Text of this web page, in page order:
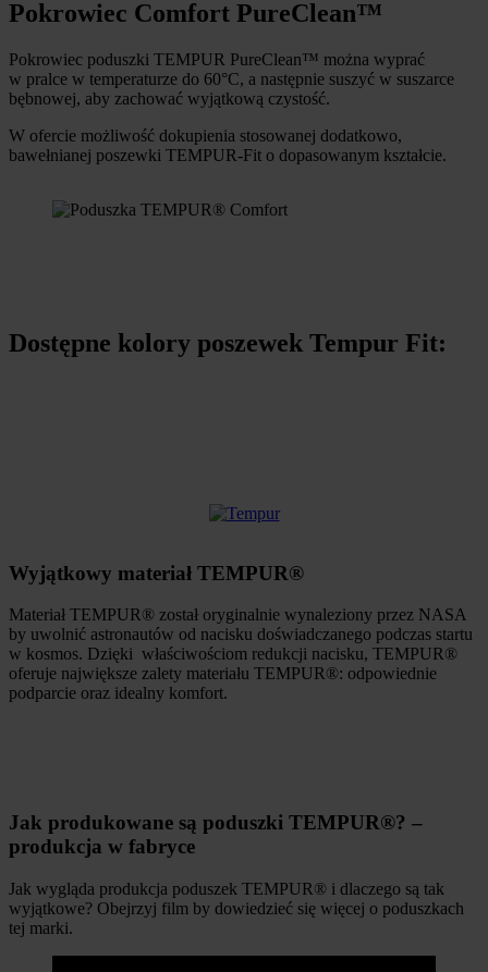
Pokrowiec Comfort PureClean™
Pokrowiec poduszki TEMPUR PureClean™ można wyprać
w pralce w temperaturze do 60°C, a następnie suszyć w suszarce
bębnowej, aby zachować wyjątkową czystość.
W ofercie możliwość dokupienia stosowanej dodatkowo,
bawełnianej poszewki TEMPUR-Fit o dopasowanym kształcie.
Dostępne kolory poszewek Tempur Fit:
Wyjątkowy materiał TEMPUR®
Materiał TEMPUR® został oryginalnie wynaleziony przez NASA
by uwolnić astronautów od nacisku doświadczanego podczas startu
w kosmos. Dzięki właściwościom redukcji nacisku, TEMPUR®
oferuje największe zalety materiału TEMPUR®: odpowiednie
podparcie oraz idealny komfort.
Jak produkowane są poduszki TEMPUR®? –
produkcja w fabryce
Jak wygląda produkcja poduszek TEMPUR® i dlaczego są tak
wyjątkowe? Obejrzyj film by dowiedzieć się więcej o poduszkach
tej marki.